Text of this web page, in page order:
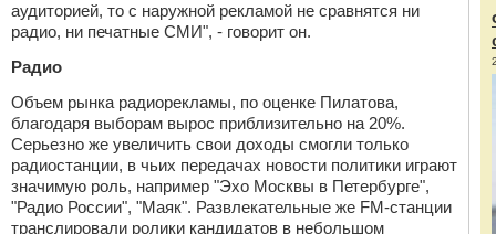
аудиторией, то с наружной рекламой не сравнятся ни
радио, ни печатные СМИ", - говорит он.
Радио
Объем рынка радиорекламы, по оценке Пилатова,
благодаря выборам вырос приблизительно на 20%.
Серьезно же увеличить свои доходы смогли только
радиостанции, в чьих передачах новости политики играют
значимую роль, например "Эхо Москвы в Петербурге",
"Радио России", "Маяк". Развлекательные же FM-станции
транслировали ролики кандидатов в небольшом